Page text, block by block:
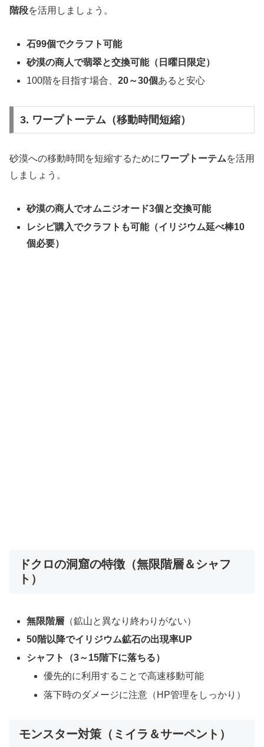
階段を活用しましょう。
石99個でクラフト可能
砂漠の商人で翡翠と交換可能（日曜日限定）
100階を目指す場合、20～30個あると安心
3. ワープトーテム（移動時間短縮）
砂漠への移動時間を短縮するために ワープトーテムを活用
しましょう。
砂漠の商人でオムニジオード3個と交換可能
レシピ購入でクラフトも可能（イリジウム延べ棒10
個必要）
ドクロの洞窟の特徴（無限階層＆シャフ
ト）
無限階層 （鉱山と異なり終わりがない）
50階以降でイリジウム鉱石の出現率UP
シャフト（3～15階下に落ちる）
優先的に利用することで高速移動可能
落下時のダメージに注意（HP管理をしっかり）
モンスター対策（ミイラ＆サーペント）